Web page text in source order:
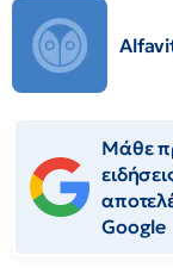
Μάθε
Google